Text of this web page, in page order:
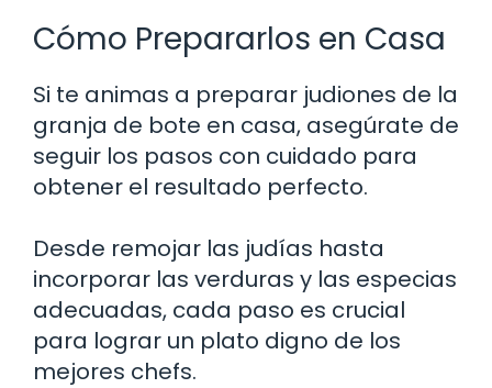
Cómo Prepararlos en Casa
Si te animas a preparar judiones de la
granja de bote en casa, asegúrate de
seguir los pasos con cuidado para
obtener el resultado perfecto.
Desde remojar las judías hasta
incorporar las verduras y las especias
adecuadas, cada paso es crucial
para lograr un plato digno de los
mejores chefs.